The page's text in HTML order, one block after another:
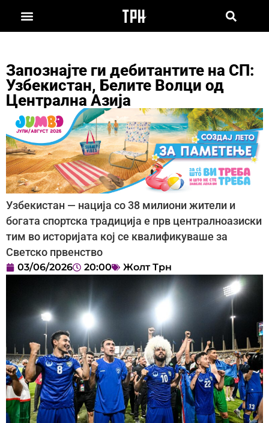
Запознајте ги дебитантите на СП:
Узбекистан, Белите Волци од
Централна Азија
Узбекистан — нација со 38 милиони жители и
богата спортска традиција е прв централноазиски
тим во историјата кој се квалификуваше за
Светско првенство
03/06/2026 20:00 Жолт Трн